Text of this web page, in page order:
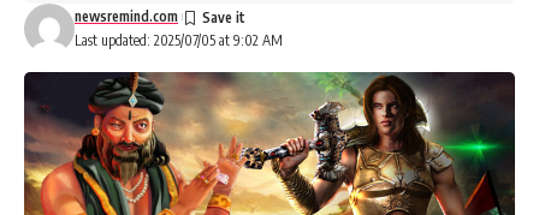
Last updated: 2025/07/05 at 9:02 AM
newsremind.com